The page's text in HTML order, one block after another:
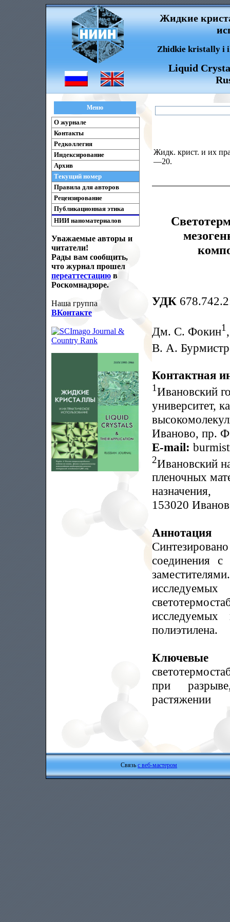
Жидкие
Zhidkie kristally i
Liquid
Меню
О журнале
Контакты
Редколлегия
Индексирование
Архив
Текущий номер
Правила для авторов
Рецензирование
Публикационная этика
НИИ наноматериалов
Уважаемые авторы и
читатели!
Рады вам сообщить,
что журнал прошел
переаттестацию в
Роскомнадзоре.
Наша группа
ВКонтакте
Жидк. крист. и их
—20.
УДК
Дм. С. Фокин1
В. А.
Контактная
1Ивановский
университет,
Иваново, пр.
E-mail:
2Ивановский
пленочных
назначения,
153020
Аннотация
соединения
полиэтилена.
при
растяжении
Связь с веб-мастером